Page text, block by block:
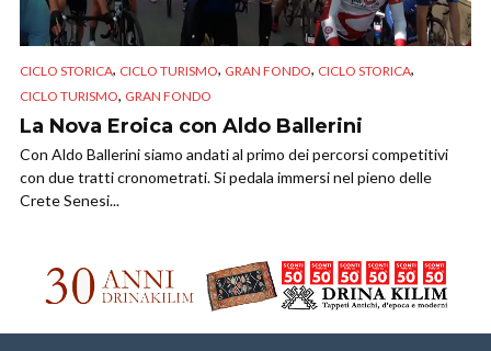
CICLO STORICA, CICLO TURISMO, GRAN FONDO, CICLO STORICA,
CICLO TURISMO, GRAN FONDO
La Nova Eroica con Aldo Ballerini
Con Aldo Ballerini siamo andati al primo dei percorsi competitivi
con due tratti cronometrati. Si pedala immersi nel pieno delle
Crete Senesi...